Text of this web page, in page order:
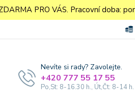
PRO VÁS. Pracovní doba:
Nevíte si rady? Zavolejte.
+420 777 55 17 55
Po,St: 8-16.30 h., Út,Čt: 8-14 h.